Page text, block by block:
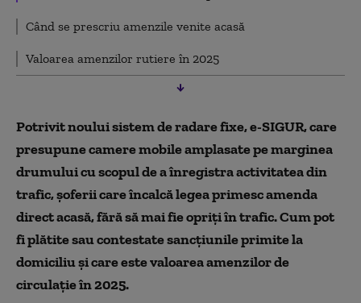
Când se prescriu amenzile venite acasă
Valoarea amenzilor rutiere în 2025
Potrivit noului sistem de radare fixe, e-SIGUR, care
presupune camere mobile amplasate pe marginea
drumului cu scopul de a înregistra activitatea din
trafic, șoferii care încalcă legea primesc amenda
direct acasă, fără să mai fie opriți în trafic. Cum pot
fi plătite sau contestate sancțiunile primite la
domiciliu și care este valoarea amenzilor de
circulație în 2025.